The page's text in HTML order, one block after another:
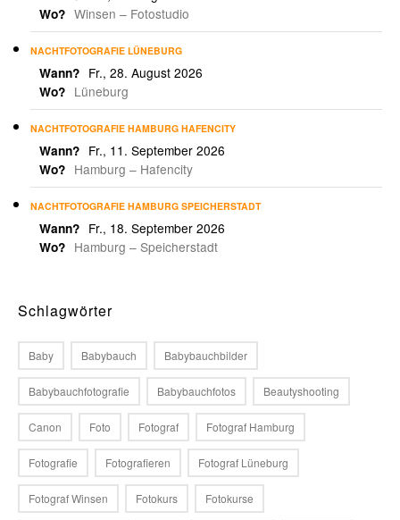
Wo? Winsen – Fotostudio
NACHTFOTOGRAFIE LÜNEBURG
Wann? Fr., 28. August 2026
Wo? Lüneburg
NACHTFOTOGRAFIE HAMBURG HAFENCITY
Wann? Fr., 11. September 2026
Wo? Hamburg – Hafencity
NACHTFOTOGRAFIE HAMBURG SPEICHERSTADT
Wann? Fr., 18. September 2026
Wo? Hamburg – Speicherstadt
Schlagwörter
Baby Babybauch Babybauchbilder
Babybauchfotografie Babybauchfotos Beautyshooting
Canon Foto Fotograf Fotograf Hamburg
Fotografie Fotografieren Fotograf Lüneburg
Fotograf Winsen Fotokurs Fotokurse